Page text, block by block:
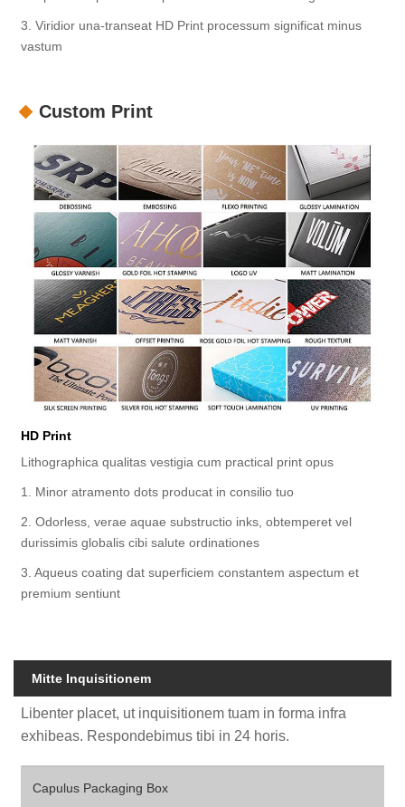
3. Viridior una-transeat HD Print processum significat minus
vastum
Custom Print
HD Print
Lithographica qualitas vestigia cum practical print opus
1. Minor atramento dots producat in consilio tuo
2. Odorless, verae aquae substructio inks, obtemperet vel
durissimis globalis cibi salute ordinationes
3. Aqueus coating dat superficiem constantem aspectum et
premium sentiunt
Mitte Inquisitionem
Libenter placet, ut inquisitionem tuam in forma infra
exhibeas. Respondebimus tibi in 24 horis.